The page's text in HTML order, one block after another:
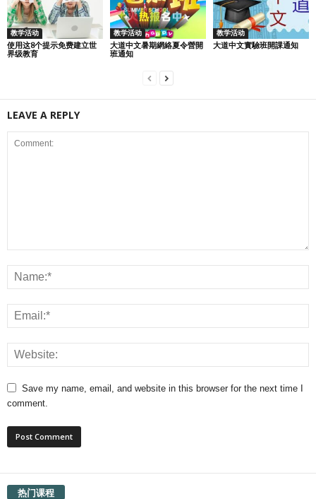
教学活动
使用这8个提示免费建立世
界级教育
教学活动
大道中文暑期網絡夏令營開
班通知
教学活动
大道中文實驗班開課通知
LEAVE A REPLY
Save my name, email, and website in this browser for the next time I
comment.
热门课程